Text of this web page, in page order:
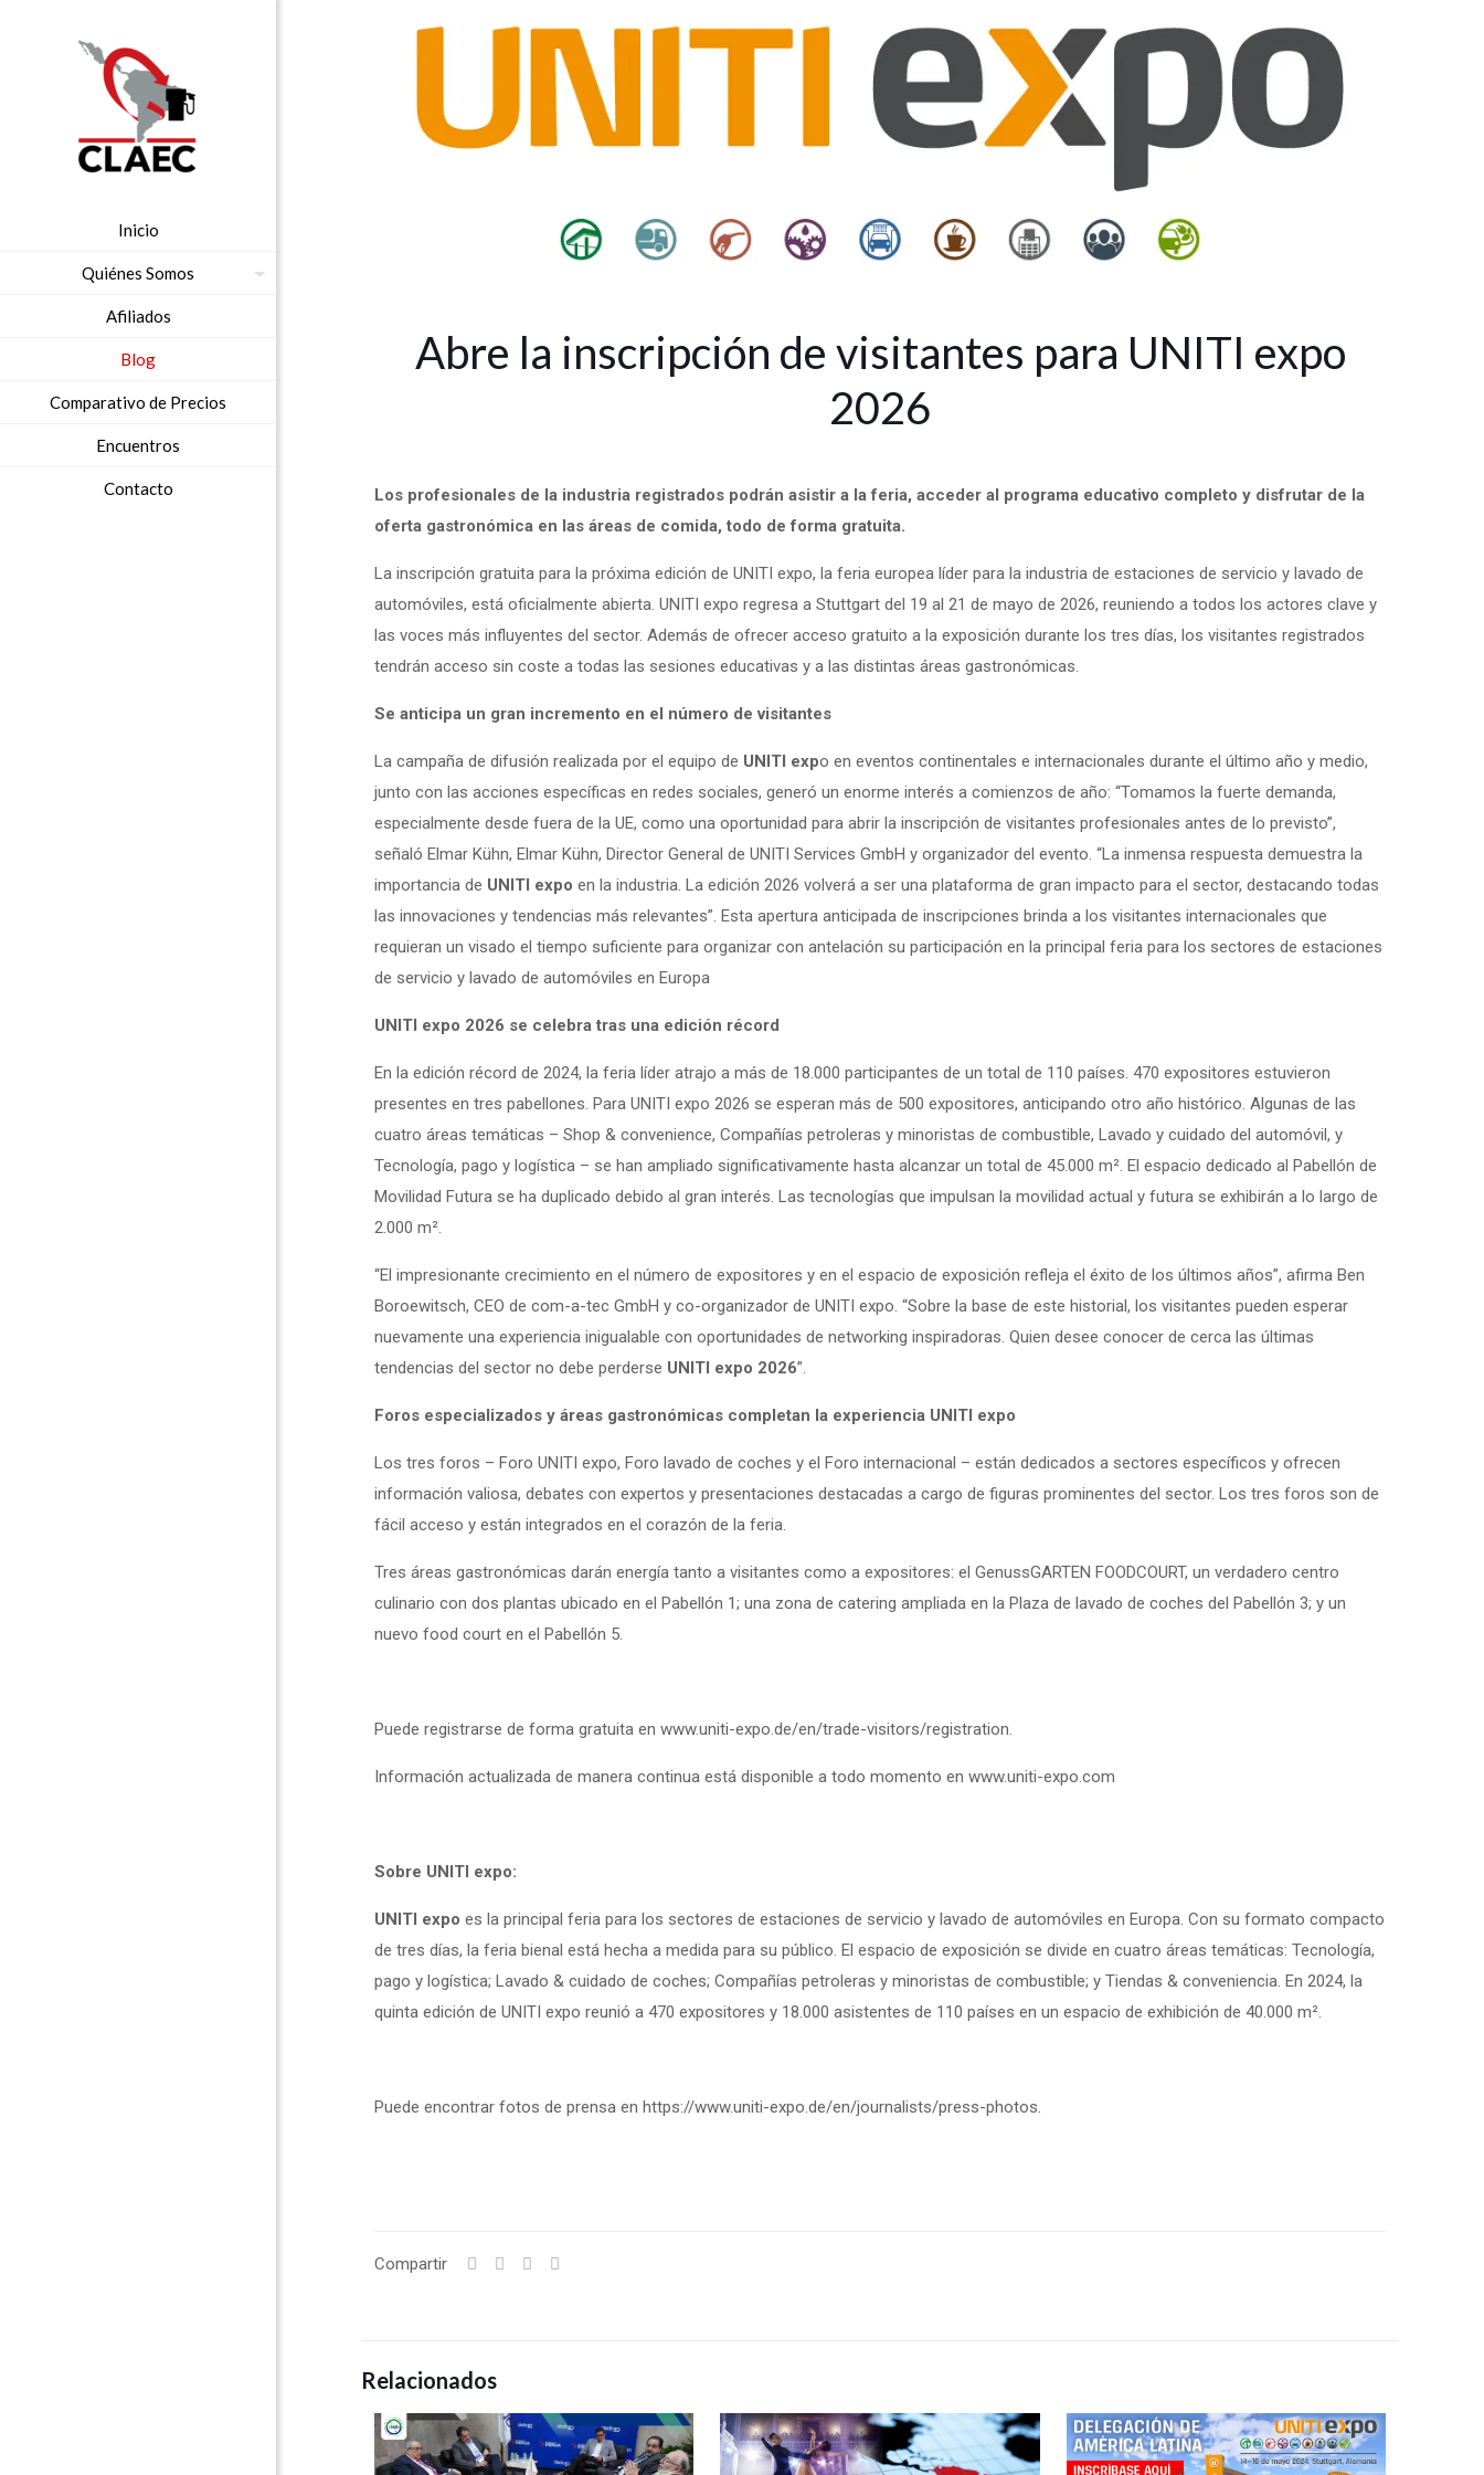
Inicio
Quiénes Somos
Afiliados
Blog
Comparativo de Precios
Encuentros
Contacto
Abre la inscripción de visitantes para UNITI expo
2026
Los profesionales de la industria registrados podrán asistir a la feria, acceder al programa educativo completo y disfrutar de la
oferta gastronómica en las áreas de comida, todo de forma gratuita.
La inscripción gratuita para la próxima edición de UNITI expo, la feria europea líder para la industria de estaciones de servicio y lavado de
automóviles, está oficialmente abierta. UNITI expo regresa a Stuttgart del 19 al 21 de mayo de 2026, reuniendo a todos los actores clave y
las voces más influyentes del sector. Además de ofrecer acceso gratuito a la exposición durante los tres días, los visitantes registrados
tendrán acceso sin coste a todas las sesiones educativas y a las distintas áreas gastronómicas.
Se anticipa un gran incremento en el número de visitantes
La campaña de difusión realizada por el equipo de UNITI expo en eventos continentales e internacionales durante el último año y medio,
junto con las acciones específicas en redes sociales, generó un enorme interés a comienzos de año: “Tomamos la fuerte demanda,
especialmente desde fuera de la UE, como una oportunidad para abrir la inscripción de visitantes profesionales antes de lo previsto”,
señaló Elmar Kühn, Elmar Kühn, Director General de UNITI Services GmbH y organizador del evento. “La inmensa respuesta demuestra la
importancia de UNITI expo en la industria. La edición 2026 volverá a ser una plataforma de gran impacto para el sector, destacando todas
las innovaciones y tendencias más relevantes”. Esta apertura anticipada de inscripciones brinda a los visitantes internacionales que
requieran un visado el tiempo suficiente para organizar con antelación su participación en la principal feria para los sectores de estaciones
de servicio y lavado de automóviles en Europa
UNITI expo 2026 se celebra tras una edición récord
En la edición récord de 2024, la feria líder atrajo a más de 18.000 participantes de un total de 110 países. 470 expositores estuvieron
presentes en tres pabellones. Para UNITI expo 2026 se esperan más de 500 expositores, anticipando otro año histórico. Algunas de las
cuatro áreas temáticas – Shop & convenience, Compañías petroleras y minoristas de combustible, Lavado y cuidado del automóvil, y
Tecnología, pago y logística – se han ampliado significativamente hasta alcanzar un total de 45.000 m². El espacio dedicado al Pabellón de
Movilidad Futura se ha duplicado debido al gran interés. Las tecnologías que impulsan la movilidad actual y futura se exhibirán a lo largo de
2.000 m².
“El impresionante crecimiento en el número de expositores y en el espacio de exposición refleja el éxito de los últimos años”, afirma Ben
Boroewitsch, CEO de com-a-tec GmbH y co-organizador de UNITI expo. “Sobre la base de este historial, los visitantes pueden esperar
nuevamente una experiencia inigualable con oportunidades de networking inspiradoras. Quien desee conocer de cerca las últimas
tendencias del sector no debe perderse UNITI expo 2026”.
Foros especializados y áreas gastronómicas completan la experiencia UNITI expo
Los tres foros – Foro UNITI expo, Foro lavado de coches y el Foro internacional – están dedicados a sectores específicos y ofrecen
información valiosa, debates con expertos y presentaciones destacadas a cargo de figuras prominentes del sector. Los tres foros son de
fácil acceso y están integrados en el corazón de la feria.
Tres áreas gastronómicas darán energía tanto a visitantes como a expositores: el GenussGARTEN FOODCOURT, un verdadero centro
culinario con dos plantas ubicado en el Pabellón 1; una zona de catering ampliada en la Plaza de lavado de coches del Pabellón 3; y un
nuevo food court en el Pabellón 5.
Puede registrarse de forma gratuita en www.uniti-expo.de/en/trade-visitors/registration.
Información actualizada de manera continua está disponible a todo momento en www.uniti-expo.com
Sobre UNITI expo:
UNITI expo es la principal feria para los sectores de estaciones de servicio y lavado de automóviles en Europa. Con su formato compacto
de tres días, la feria bienal está hecha a medida para su público. El espacio de exposición se divide en cuatro áreas temáticas: Tecnología,
pago y logística; Lavado & cuidado de coches; Compañías petroleras y minoristas de combustible; y Tiendas & conveniencia. En 2024, la
quinta edición de UNITI expo reunió a 470 expositores y 18.000 asistentes de 110 países en un espacio de exhibición de 40.000 m².
Puede encontrar fotos de prensa en https://www.uniti-expo.de/en/journalists/press-photos.
Compartir
Relacionados